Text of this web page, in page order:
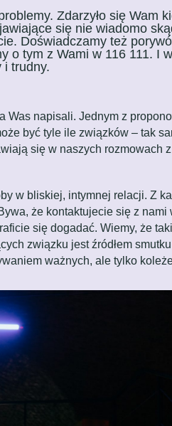
Zdarzyło się Wam
się nie wiadomo
Doświadczamy też
o tym z Wami w 116 111. I
i trudny.
Was napisali. Jednym z
być tyle ile związków – tak
się w naszych rozmowach
w bliskiej, intymnej relacji. Z
że kontaktujecie się z nami
się dogadać. Wiemy, że
związku jest źródłem
ważnych, ale tylko